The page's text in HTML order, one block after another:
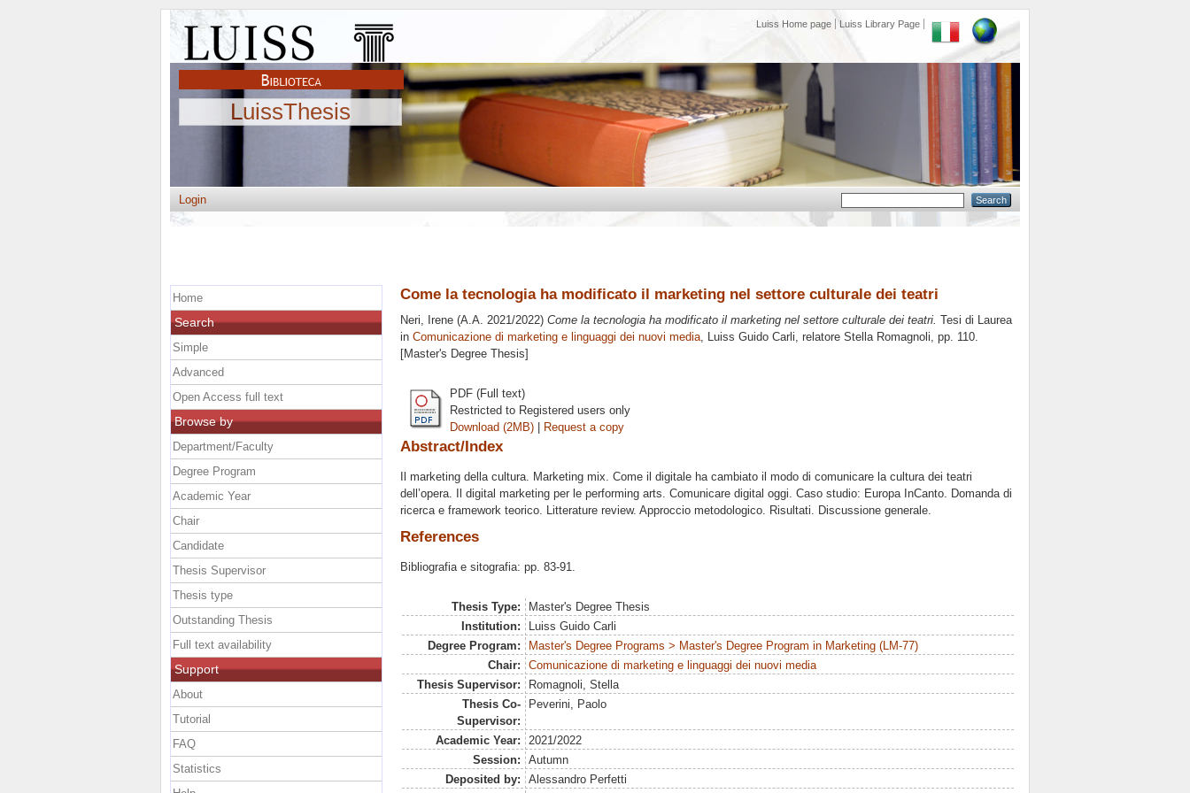
Luiss Home page Luiss Library Page
LuissThesis
Login
Come la tecnologia ha modificato il marketing nel settore culturale dei teatri
Neri, Irene (A.A. 2021/2022) Come la tecnologia ha modificato il marketing nel settore culturale dei teatri. Tesi di Laurea
in Comunicazione di marketing e linguaggi dei nuovi media, Luiss Guido Carli, relatore Stella Romagnoli, pp. 110.
[Master's Degree Thesis]
PDF (Full text)
Restricted to Registered users only
Download (2MB) | Request a copy
Abstract/Index
Il marketing della cultura. Marketing mix. Come il digitale ha cambiato il modo di comunicare la cultura dei teatri
dell’opera. Il digital marketing per le performing arts. Comunicare digital oggi. Caso studio: Europa InCanto. Domanda di
ricerca e framework teorico. Litterature review. Approccio metodologico. Risultati. Discussione generale.
References
Bibliografia e sitografia: pp. 83-91.
Thesis Type:
Master's Degree Thesis
Institution:
Luiss Guido Carli
Degree Program:
Master's Degree Programs > Master's Degree Program in Marketing (LM-77)
Chair:
Comunicazione di marketing e linguaggi dei nuovi media
Thesis Supervisor:
Romagnoli, Stella
Thesis Co-
Supervisor:
Peverini, Paolo
Academic Year:
2021/2022
Session:
Autumn
Deposited by:
Alessandro Perfetti
Home
Search
Simple
Advanced
Open Access full text
Browse by
Department/Faculty
Degree Program
Academic Year
Chair
Candidate
Thesis Supervisor
Thesis type
Outstanding Thesis
Full text availability
Support
About
Tutorial
FAQ
Statistics